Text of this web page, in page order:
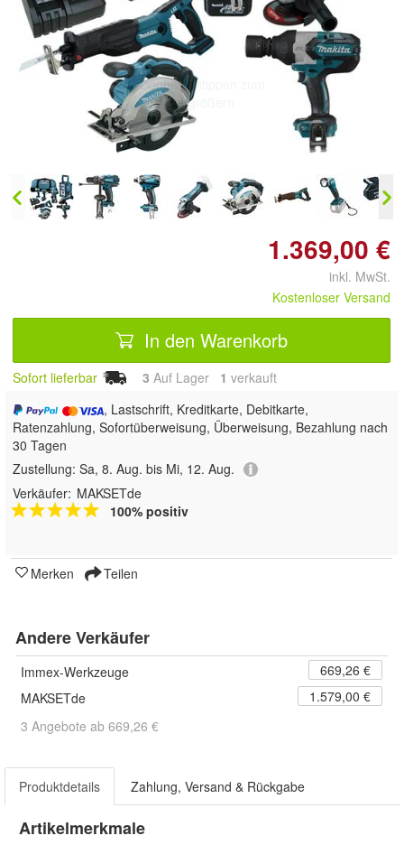
Doppelt antippen zum
vergrößern
1.369,00 €
inkl. MwSt.
Kostenloser Versand
In den Warenkorb
Sofort lieferbar 3 Auf Lager 1 verkauft
, Lastschrift, Kreditkarte, Debitkarte,
Ratenzahlung, Sofortüberweisung, Überweisung, Bezahlung nach
30 Tagen
Zustellung: Sa, 8. Aug. bis Mi, 12. Aug.
Verkäufer: MAKSETde
100% positiv
Merken Teilen
Andere Verkäufer
Immex-Werkzeuge
669,26 €
MAKSETde
1.579,00 €
3 Angebote ab 669,26 €
Produktdetails Zahlung, Versand & Rückgabe
Artikelmerkmale